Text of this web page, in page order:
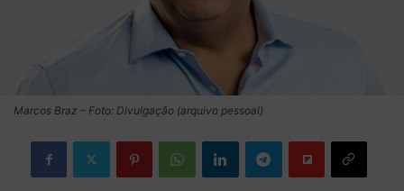
Marcos Braz – Foto: Divulgação (arquivo pessoal)